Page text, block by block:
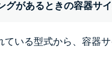
グがあるときの容器サ
ている型式から、容器